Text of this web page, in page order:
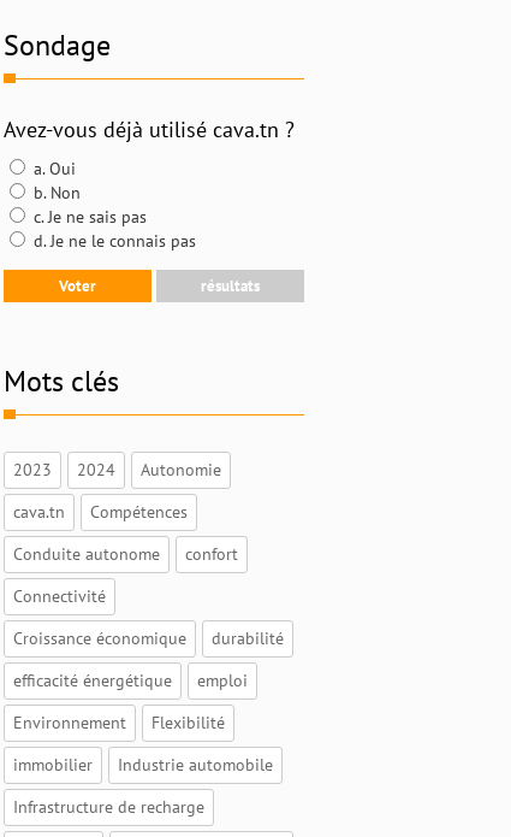
Sondage
Avez-vous déjà utilisé cava.tn ?
a. Oui
b. Non
c. Je ne sais pas
d. Je ne le connais pas
Mots clés
2023 2024
Autonomie
cava.tn
Compétences
Conduite autonome
confort
Connectivité
Croissance économique
durabilité
efficacité énergétique
emploi
Environnement
Flexibilité
immobilier
Industrie automobile
Infrastructure de recharge